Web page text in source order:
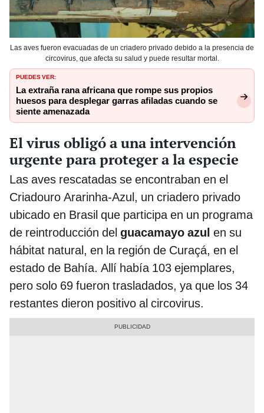
Las aves fueron evacuadas de un criadero privado debido a la presencia de
circovirus, que afecta su salud y puede resultar mortal.
PUEDES VER:
La extraña rana africana que rompe sus propios
huesos para desplegar garras afiladas cuando se
siente amenazada
El virus obligó a una intervención
urgente para proteger a la especie
Las aves rescatadas se encontraban en el
Criadouro Ararinha-Azul, un criadero privado
ubicado en Brasil que participa en un programa
de reintroducción del guacamayo azul en su
hábitat natural, en la región de Curaçá, en el
estado de Bahía. Allí había 103 ejemplares,
pero solo 69 fueron trasladados, ya que los 34
restantes dieron positivo al circovirus.